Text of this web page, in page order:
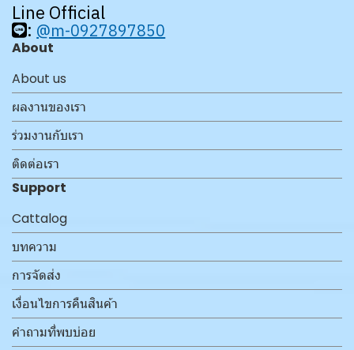
Line Official
: @m-0927897850
About
About us
ผลงานของเรา
ร่วมงานกับเรา
ติดต่อเรา
Support
Cattalog
บทความ
การจัดส่ง
เงื่อนไขการคืนสินค้า
คำถามที่พบบ่อย